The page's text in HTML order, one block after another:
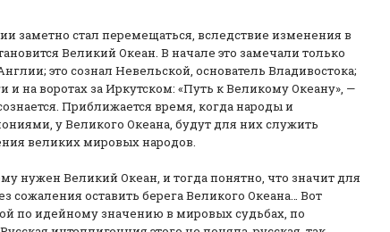
заметно стал перемещаться, вследствие изменения в
Великий Океан. В начале это замечали только
это сознал Невельской, основатель Владивостока;
на воротах за Иркутском: «Путь к Великому Океану», —
Приближается время, когда народы и
у Великого Океана, будут для них служить
великих мировых народов.
нужен Великий Океан, и тогда понятно, что значит для
сожаления оставить берега Великого Океана… Вот
по идейному значению в мировых судьбах, по